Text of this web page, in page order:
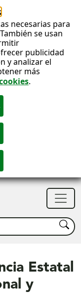
necesarias para
se usan
publicidad
y analizar el
más
.
Buscar
Estatal
y